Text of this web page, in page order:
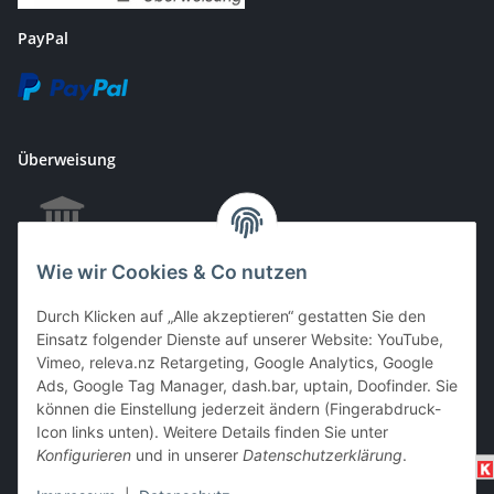
Wie wir Cookies & Co nutzen
Durch Klicken auf „Alle akzeptieren“ gestatten Sie den
Einsatz folgender Dienste auf unserer Website: YouTube,
Vimeo, releva.nz Retargeting, Google Analytics, Google
Ads, Google Tag Manager, dash.bar, uptain, Doofinder. Sie
können die Einstellung jederzeit ändern (Fingerabdruck-
Icon links unten). Weitere Details finden Sie unter
Konfigurieren und in unserer Datenschutzerklärung.
PayPal
Überweisung
EC & Kreditkartenzahlung bei Abholung
Barzahlung bei Abholung